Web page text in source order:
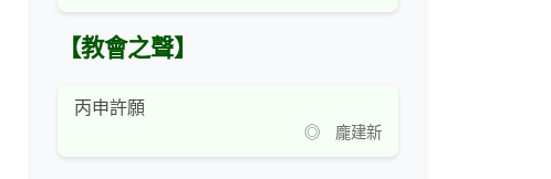
【教會之聲】
丙申許願
◎ 龐建新